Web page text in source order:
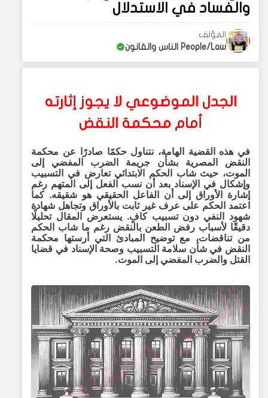
والفساد في الاستدلال
المؤلف
People/Law الناس والقانون
الجدل الموضوعي لا يجوز إثارته
أمام محكمة النقض
في هذه القضية الهامة، نتناول حكمًا صادرًا عن محكمة
النقض المصرية بشأن جريمة الضرب المفضي إلى
الموت، حيث شاب الحكم الابتدائيتعارض في التسبيب
وإشكال في الإسناد بعد أن نسب الفعل إلى المتهم رغم
إشارة الأوراق إلى أن الفاعل الحقيقي هو شقيقه. كما
اعتمد الحكم على عرف غير ثابت بالأوراق وتجاهل شهادة
شهود النفي دون تسبيب كافٍ. يستعرض المقال تحليلًا
دقيقًا لأسباب رفض الطعن بالنقض رغم ما شاب الحكم
من تناقضات، مع توضيح المبادئ التي أرستها محكمة
النقض في شأن سلامة التسبيب وصحة الإسناد في قضايا
القتل والضرب المفضي إلى الموت.